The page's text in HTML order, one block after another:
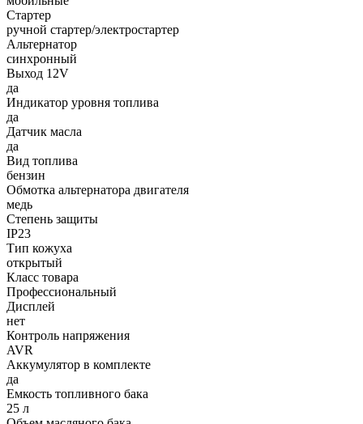
Стартер
ручной стартер/электростартер
Альтернатор
синхронный
Выход 12V
да
Индикатор уровня топлива
да
Датчик масла
да
Вид топлива
бензин
Обмотка альтернатора двигателя
медь
Степень защиты
IP23
Тип кожуха
открытый
Класс товара
Профессиональный
Дисплей
нет
Контроль напряжения
AVR
Аккумулятор в комплекте
да
Емкость топливного бака
25 л